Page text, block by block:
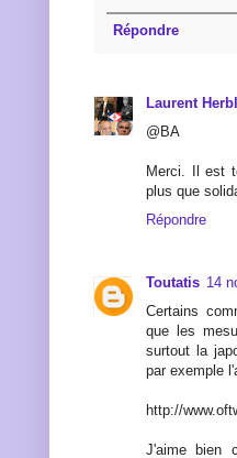
Répondre
Laurent
@BA
Merci. Il est
plus que
Répondre
Toutatis 14
Certains
que les
surtout la
par exemple
http://
J'aime bien